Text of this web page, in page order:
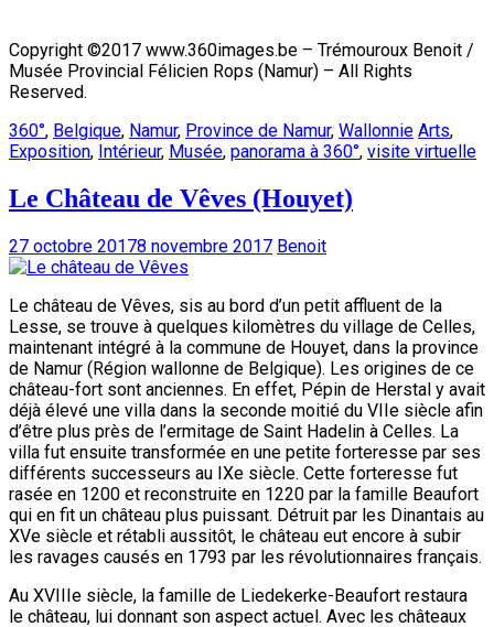
Copyright ©2017 www.360images.be – Trémouroux Benoit /
Musée Provincial Félicien Rops (Namur) – All Rights
Reserved.
360°, Belgique, Namur, Province de Namur, Wallonnie Arts,
Exposition, Intérieur, Musée, panorama à 360°, visite virtuelle
Le Château de Vêves (Houyet)
27 octobre 20178 novembre 2017 Benoit
Le château de Vêves, sis au bord d’un petit affluent de la
Lesse, se trouve à quelques kilomètres du village de Celles,
maintenant intégré à la commune de Houyet, dans la province
de Namur (Région wallonne de Belgique). Les origines de ce
château-fort sont anciennes. En effet, Pépin de Herstal y avait
déjà élevé une villa dans la seconde moitié du VIIe siècle afin
d’être plus près de l’ermitage de Saint Hadelin à Celles. La
villa fut ensuite transformée en une petite forteresse par ses
différents successeurs au IXe siècle. Cette forteresse fut
rasée en 1200 et reconstruite en 1220 par la famille Beaufort
qui en fit un château plus puissant. Détruit par les Dinantais au
XVe siècle et rétabli aussitôt, le château eut encore à subir
les ravages causés en 1793 par les révolutionnaires français.
Au XVIIIe siècle, la famille de Liedekerke-Beaufort restaura
le château, lui donnant son aspect actuel. Avec les châteaux